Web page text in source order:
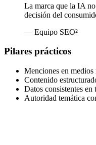
La marca que la IA
decisión del
— Equipo SEO²
Pilares prácticos
Menciones en medios
Contenido
Datos consistentes en
Autoridad temática